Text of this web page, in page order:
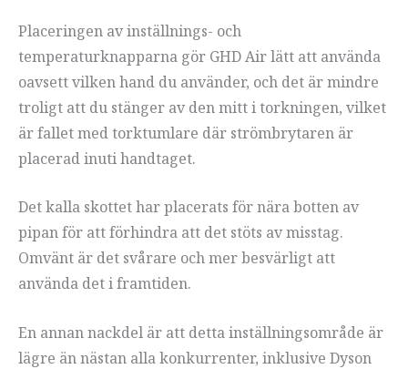
Placeringen av inställnings- och
temperaturknapparna gör GHD Air lätt att använda
oavsett vilken hand du använder, och det är mindre
troligt att du stänger av den mitt i torkningen, vilket
är fallet med torktumlare där strömbrytaren är
placerad inuti handtaget.
Det kalla skottet har placerats för nära botten av
pipan för att förhindra att det stöts av misstag.
Omvänt är det svårare och mer besvärligt att
använda det i framtiden.
En annan nackdel är att detta inställningsområde är
lägre än nästan alla konkurrenter, inklusive Dyson